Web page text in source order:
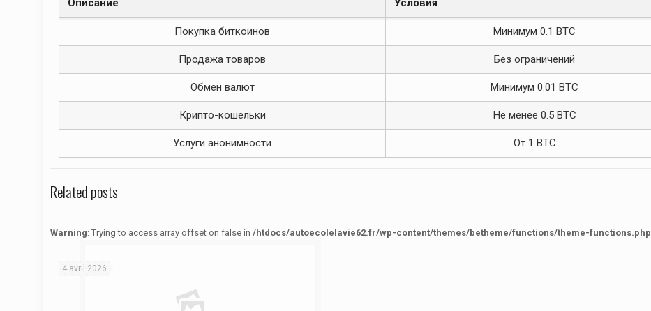
Описание Условия
Покупка биткоинов Минимум 0.1 BTC
Продажа товаров Без ограничений
Обмен валют Минимум 0.01 BTC
Крипто-кошельки Не менее 0.5 BTC
Услуги анонимности От 1 BTC
Related posts
Warning: Trying to access array offset on false in /htdocs/autoecolelavie62.fr/wp-content/themes/betheme/functions/theme-functions.php
4 avril 2026